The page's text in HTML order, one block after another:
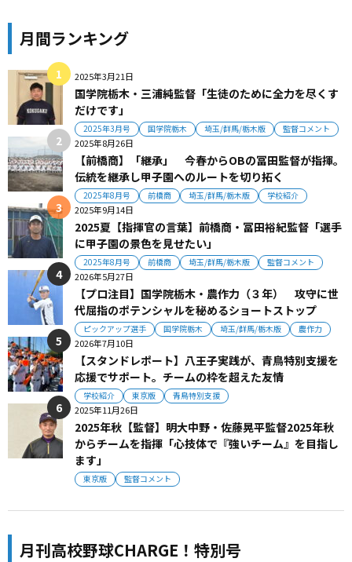
月間ランキング
2025年3月21日
国学院栃木・三浦純監督「生徒のために全力を尽くす
だけです」
2025年3月号 国学院栃木 埼玉/群馬/栃木版 監督コメント
2025年8月26日
【前橋商】「継承」 今春からOBの冨田監督が指揮。
伝統を継承し甲子園へのルートを切り拓く
2025年8月号 前橋商 埼玉/群馬/栃木版 学校紹介
2025年9月14日
2025夏【指揮官の言葉】前橋商・冨田裕紀監督「選手
に甲子園の景色を見せたい」
2025年8月号 前橋商 埼玉/群馬/栃木版 監督コメント
2026年5月27日
【プロ注目】国学院栃木・農作力（３年） 攻守に世
代屈指のポテンシャルを秘めるショートストップ
ピックアップ選手 国学院栃木 埼玉/群馬/栃木版 農作力
2026年7月10日
【スタンドレポート】八王子実践が、青鳥特別支援を
応援でサポート。チームの枠を超えた友情
学校紹介 東京版 青鳥特別支援
2025年11月26日
2025年秋【監督】明大中野・佐藤晃平監督2025年秋
からチームを指揮「心技体で『強いチーム』を目指し
ます」
東京版 監督コメント
月刊高校野球CHARGE！特別号